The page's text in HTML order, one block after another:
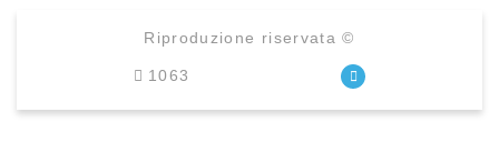
Riproduzione riservata ©
1063